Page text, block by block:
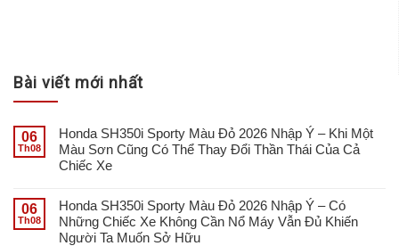
Bài viết mới nhất
06
Th08
Honda SH350i Sporty Màu Đỏ 2026 Nhập Ý – Khi Một
Màu Sơn Cũng Có Thể Thay Đổi Thần Thái Của Cả
Chiếc Xe
06
Th08
Honda SH350i Sporty Màu Đỏ 2026 Nhập Ý – Có
Những Chiếc Xe Không Cần Nổ Máy Vẫn Đủ Khiến
Người Ta Muốn Sở Hữu